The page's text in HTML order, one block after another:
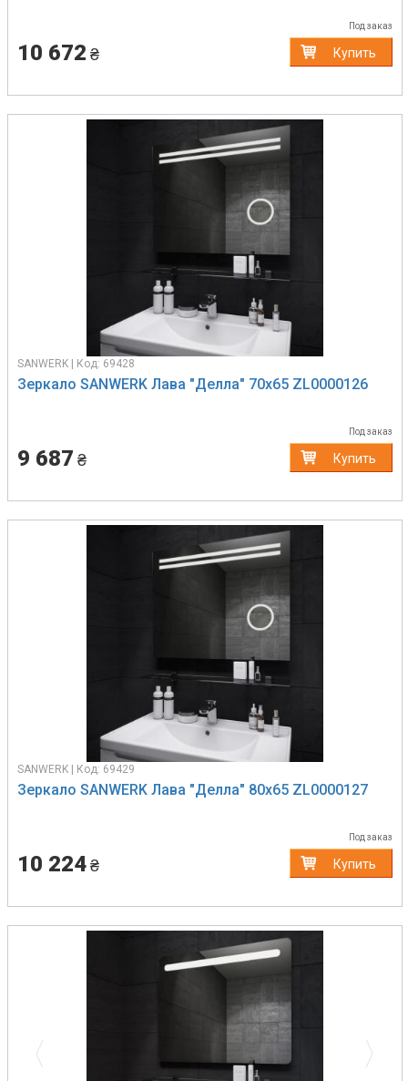
Под заказ
10 672 ₴ Купить
SANWERK | Код: 69428
Зеркало SANWERK Лава "Делла" 70х65 ZL0000126
Под заказ
9 687 ₴ Купить
SANWERK | Код: 69429
Зеркало SANWERK Лава "Делла" 80х65 ZL0000127
Под заказ
10 224₴ Купить